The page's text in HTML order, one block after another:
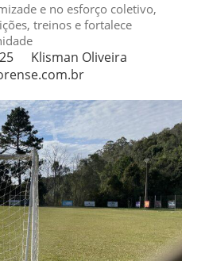
e no esforço coletivo,
treinos e fortalece
Klisman Oliveira